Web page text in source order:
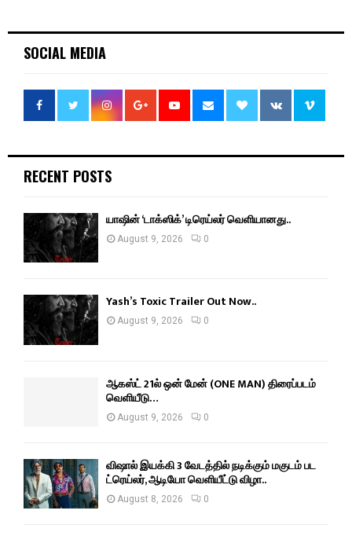
SOCIAL MEDIA
RECENT POSTS
யாஷின் ‘டாக்ஸிக்’ டிரெய்லர் வெளியானது..
August 9, 2026 0
Yash’s Toxic Trailer Out Now..
August 9, 2026 0
ஆகஸ்ட் 21ல் ஒன் மேன் (ONE MAN) திரைப்படம்
வெளியீடு…
August 9, 2026 0
விஷால் இயக்கி 3 வேடத்தில் நடிக்கும் மகுடம் பட
ட்ரெய்லர், ஆடியோ வெளியீட்டு விழா..
August 8, 2026 0